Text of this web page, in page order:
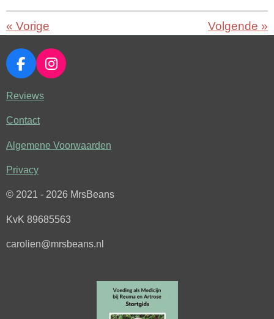
« Vorige Volgende »
F
a
c
b
o
I
n
r
Reviews
Contact
Algemene Voorwaarden
Privacy
© 2021 - 2026 MrsBeans
KvK 89685563
carolien@mrsbeans.nl